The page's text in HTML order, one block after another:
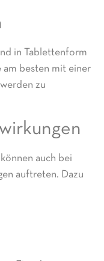
in Tablettenform
am besten mit einer
zu
auch bei
auftreten. Dazu